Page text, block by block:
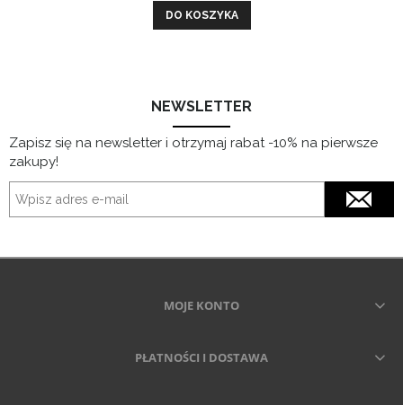
DO KOSZYKA
NEWSLETTER
Zapisz się na newsletter i otrzymaj rabat -10% na pierwsze
zakupy!
MOJE KONTO
PŁATNOŚCI I DOSTAWA